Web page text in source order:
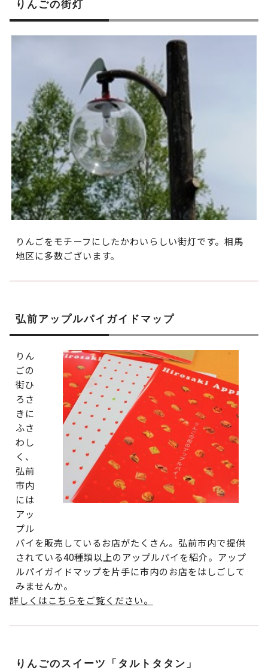
りんごの街灯
りんごをモチーフにしたかわいらしい街灯です。相馬
地区に多数ございます。
弘前アップルパイガイドマップ
りん
ごの
街ひ
ろさ
きに
ふさ
わし
く、
弘前
市内
には
アッ
プル
パイを販売しているお店がたくさん。弘前市内で提供
されている40種類以上のアップルパイを紹介。アップ
ルパイガイドマップを片手に市内のお店をはしごして
みませんか。
詳しくはこちらをご覧ください。
りんごのスイーツ「タルトタタン」